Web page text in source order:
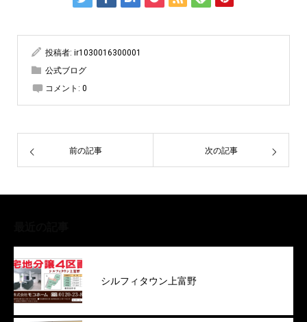
投稿者: ir1030016300001
公式ブログ
コメント: 0
前の記事 次の記事
シルフィタウン上富野